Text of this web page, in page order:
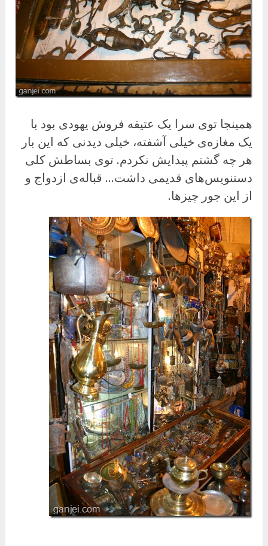
همینجا توی سرا یک عتیقه فروش یهودی بود با
یک مغازه‌ی خیلی آشفته، خیلی دیدنی که این بار
هر چه گشتم پیدایش نکردم. توی بساطش کلی
دستنویس‌های قدیمی داشت… قباله‌ی ازدواج و
از این جور چیزها.